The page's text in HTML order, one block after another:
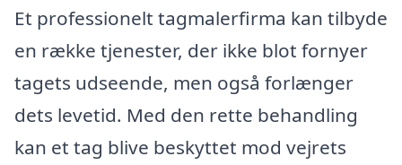
Et professionelt tagmalerfirma kan tilbyde
en række tjenester, der ikke blot fornyer
tagets udseende, men også forlænger
dets levetid. Med den rette behandling
kan et tag blive beskyttet mod vejrets